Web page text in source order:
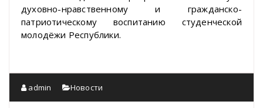
духовно-нравственному и гражданско-
патриотическому воспитанию студенческой
молодёжи Республики.
admin Новости